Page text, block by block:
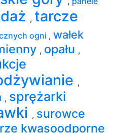
, tarcze
ogni , wałek
, opału ,
,
, sprężarki
, surowce
kwasoodporne